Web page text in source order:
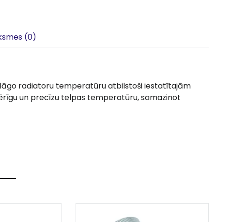
(0)
radiatoru temperatūru atbilstoši iestatītajām
un precīzu telpas temperatūru, samazinot